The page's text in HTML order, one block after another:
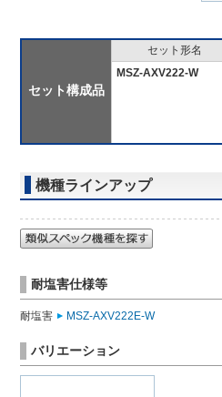
セット構成品
セット形名
MSZ-AXV222-W
機種ラインアップ
耐塩害仕様等
耐塩害 MSZ-AXV222E-W
バリエーション